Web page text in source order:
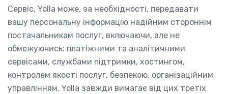
Сервіс, Yolla може, за необхідності, передавати
вашу персональну інформацію надійним стороннім
постачальникам послуг, включаючи, але не
обмежуючись: платіжними та аналітичними
сервісами, службами підтримки, хостингом,
контролем якості послуг, безпекою, організаційним
управлінням. Yolla завжди вимагає від цих третіх